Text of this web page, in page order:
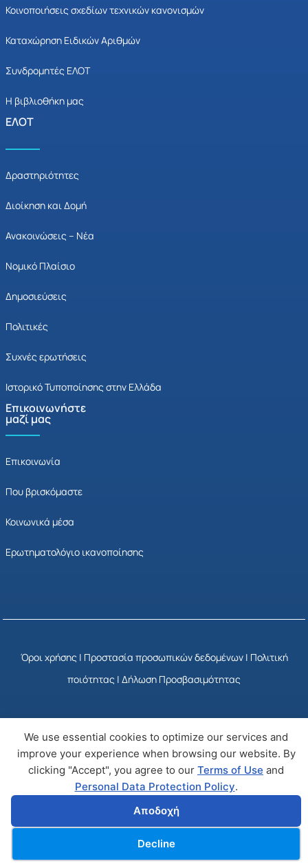
We use essential cookies to optimize our services and
improve your experience when browsing our website. By
clicking "Accept", you agree to our Terms of Use and
Personal Data Protection Policy.
Αποδοχή
Decline
Κοινοποιήσεις σχεδίων τεχνικών κανονισμών
Καταχώρηση Ειδικών Αριθμών
Συνδρομητές ΕΛΟΤ
Η βιβλιοθήκη μας
ΕΛΟΤ
Δραστηριότητες
Διοίκηση και Δομή
Ανακοινώσεις – Νέα
Νομικό Πλαίσιο
Δημοσιεύσεις
Πολιτικές
Συχνές ερωτήσεις
Ιστορικό Τυποποίησης στην Ελλάδα
Επικοινωνήστε
μαζί μας
Επικοινωνία
Που βρισκόμαστε
Κοινωνικά μέσα
Ερωτηματολόγιο ικανοποίησης
Όροι χρήσης | Προστασία προσωπικών δεδομένων| Πολιτική
ποιότητας | Δήλωση Προσβασιμότητας